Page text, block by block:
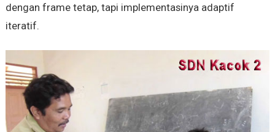
dengan frame tetap, tapi implementasinya adaptif
iteratif‎.